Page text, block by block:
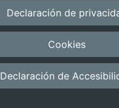
Declaración de
Cookies
Declaración de